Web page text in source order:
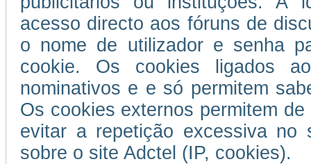
acesso directo aos fóruns de
o nome de utilizador e senha
cookie. Os cookies ligados
nominativos e e só permitem
Os cookies externos permitem
evitar a repetição excessiva no
sobre o site Adctel (IP, cookies).